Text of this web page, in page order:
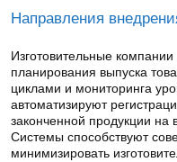
Направления
Изготовительные
планирования выпуска
циклами и мониторинга
автоматизируют
законченной продукции на
Системы способствуют
минимизировать